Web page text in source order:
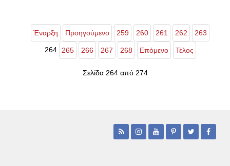
Έναρξη Προηγούμενο 259 260 261 262 263
264 265 266 267 268 Επόμενο Τέλος
Σελίδα 264 από 274